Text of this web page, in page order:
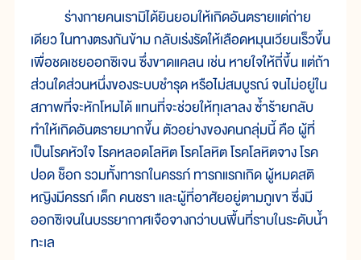
ร่างกายคนเรามิได้ยินยอมให้เกิดอันตรายแต่ถ่าย
เดียว ในทางตรงกันข้าม กลับเร่งรัดให้เลือดหมุนเวียนเร็วขึ้น
เพื่อชดเชยออกซิเจน ซึ่งขาดแคลน เช่น หายใจให้ถี่ขึ้น แต่ถ้า
ส่วนใดส่วนหนึ่งของระบบชำรุด หรือไม่สมบูรณ์ จนไม่อยู่ใน
สภาพที่จะหักโหมได้ แทนที่จะช่วยให้ทุเลาลง ซ้ำร้ายกลับ
ทำให้เกิดอันตรายมากขึ้น ตัวอย่างของคนกลุ่มนี้ คือ ผู้ที่
เป็นโรคหัวใจ โรคหลอดโลหิต โรคโลหิต โรคโลหิตจาง โรค
ปอด ช็อก รวมทั้งทารกในครรภ์ ทารกแรกเกิด ผู้หมดสติ
หญิงมีครรภ์ เด็ก คนชรา และผู้ที่อาศัยอยู่ตามภูเขา ซึ่งมี
ออกซิเจนในบรรยากาศเจือจางกว่าบนพื้นที่ราบในระดับน้ำ
ทะเล